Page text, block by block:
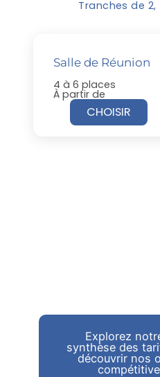
Tranches de
Salle de Réunion
4 à 6 places
À partir de
CHOISIR
Explorez
synthèse des
découvrir nos